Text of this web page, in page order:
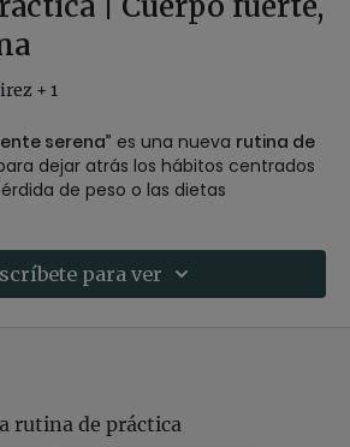
+ 1
serena” es una nueva rutina de
dejar atrás los hábitos centrados
de peso o las dietas
te invitamos a integrar una
más fuerte de manera sostenible,
contigo misma, al tiempo que
te ayudará a reforzar tu
y realista.
para ver
rutina de práctica